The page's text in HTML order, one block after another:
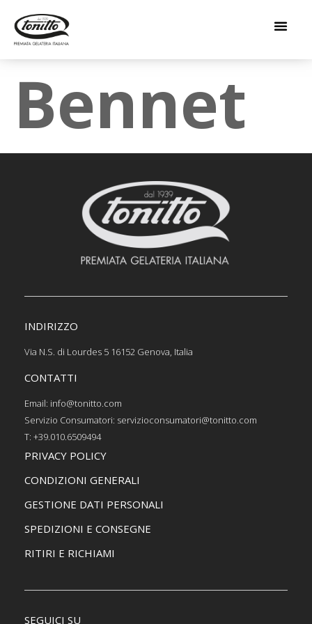
Bennet
INDIRIZZO
Via N.S. di Lourdes 5 16152 Genova, Italia
CONTATTI
Email: info@tonitto.com
Servizio Consumatori: servizioconsumatori@tonitto.com
T: +39.010.6509494
PRIVACY POLICY
CONDIZIONI GENERALI
GESTIONE DATI PERSONALI
SPEDIZIONI E CONSEGNE
RITIRI E RICHIAMI
SEGUICI SU